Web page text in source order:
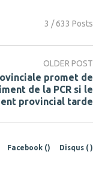
3 / 633 Posts
OLDER POST
promet de
de la PCR si le
provincial tarde
Facebook () Disqus ( )